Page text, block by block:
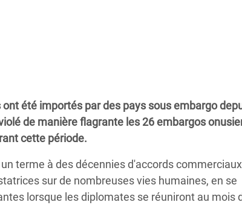
au
été importés par des pays sous embargo
de manière flagrante les 26 embargos
cette période.
terme à des décennies d'accords commerciaux
sur de nombreuses vies humaines, en se
lorsque les diplomates se réuniront au mois